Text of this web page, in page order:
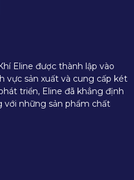
Eline được thành lập vào
vực sản xuất và cung cấp két
triển, Eline đã khẳng định
những sản phẩm chất